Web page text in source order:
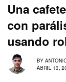
Una
con
usando
BY
ABRIL 13,